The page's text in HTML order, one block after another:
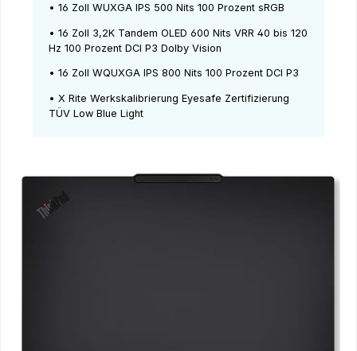
• 16 Zoll WUXGA IPS 500 Nits 100 Prozent sRGB
• 16 Zoll 3,2K Tandem OLED 600 Nits VRR 40 bis 120
Hz 100 Prozent DCI P3 Dolby Vision
• 16 Zoll WQUXGA IPS 800 Nits 100 Prozent DCI P3
• X Rite Werkskalibrierung Eyesafe Zertifizierung
TÜV Low Blue Light